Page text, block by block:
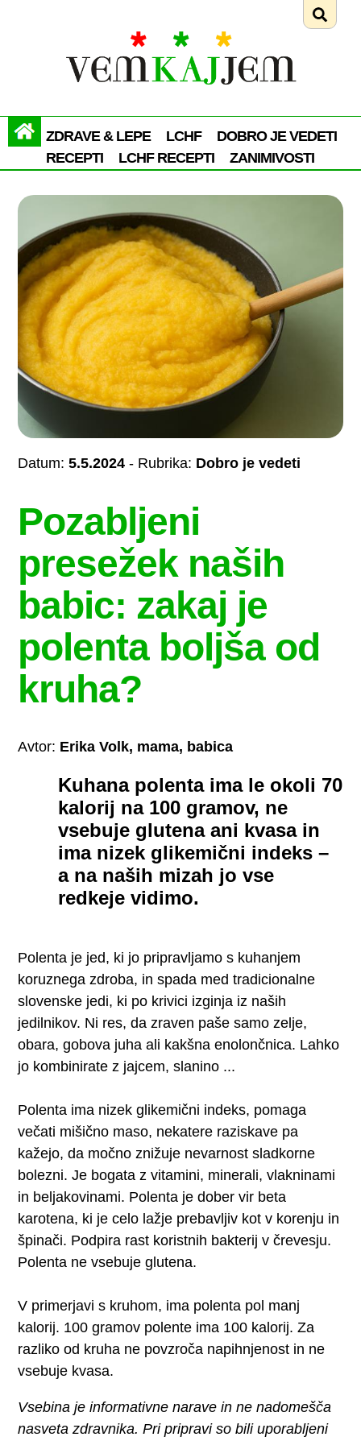
ZDRAVE & LEPE LCHF
DOBRO JE VEDETI
RECEPTI
LCHF RECEPTI ZANIMIVOSTI
Datum:5.5.2024 - Rubrika: Dobro je vedeti
Pozabljeni
presežek naših
babic: zakaj je
polenta boljša od
kruha?
Avtor: Erika Volk, mama, babica
Kuhana polenta ima le okoli 70
kalorij na 100 gramov, ne
vsebuje glutena ani kvasa in
ima nizek glikemični indeks –
a na naših mizah jo vse
redkeje vidimo.
Polenta je jed, ki jo pripravljamo s kuhanjem
koruznega zdroba, in spada med tradicionalne
slovenske jedi, ki po krivici izginja iz naših
jedilnikov. Ni res, da zraven paše samo zelje,
obara, gobova juha ali kakšna enolončnica. Lahko
jo kombinirate z jajcem, slanino ...
Polenta ima nizek glikemični indeks, pomaga
večati mišično maso, nekatere raziskave pa
kažejo, da močno znižuje nevarnost sladkorne
bolezni. Je bogata z vitamini, minerali, vlakninami
in beljakovinami. Polenta je dober vir beta
karotena, ki je celo lažje prebavljiv kot v korenju in
špinači. Podpira rast koristnih bakterij v črevesju.
Polenta ne vsebuje glutena.
V primerjavi s kruhom, ima polenta pol manj
kalorij. 100 gramov polente ima 100 kalorij. Za
razliko od kruha ne povzroča napihnjenost in ne
vsebuje kvasa.
Vsebina je informativne narave in ne nadomešča
nasveta zdravnika. Pri pripravi so bili uporabljeni